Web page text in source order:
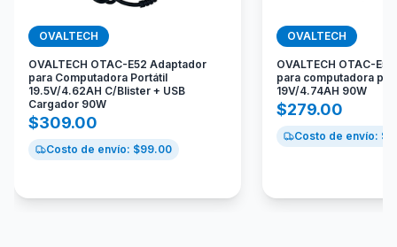
OVALTECH
OVALTECH OTAC-E52 Adaptador
para Computadora Portátil
19.5V/4.62AH C/Blister + USB
Cargador 90W
$309.00
Costo de envío: $99.00
OVALTECH
OVALTECH OTAC-
para computadora
19V/4.74AH 90W
$279.00
Costo de envío: $